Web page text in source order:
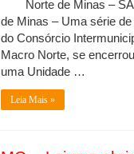
Norte de Minas –
de Minas – Uma série
do Consórcio
Macro Norte, se
uma Unidade …
Leia Mais »